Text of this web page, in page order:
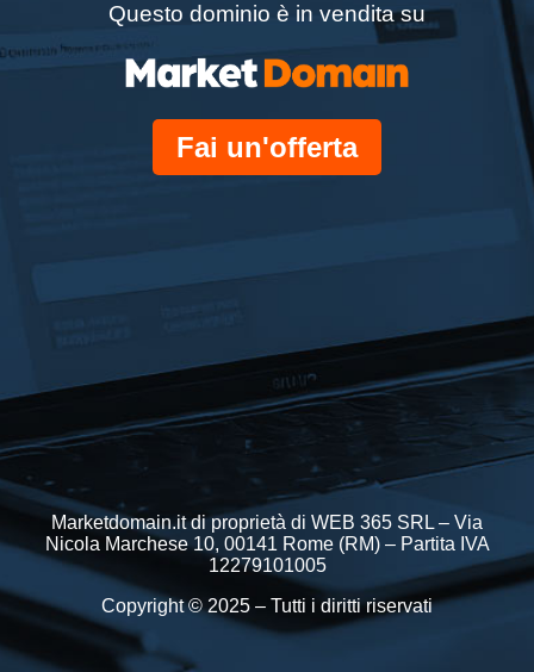
Questo dominio è in vendita su
Fai un'offerta
Marketdomain.it di proprietà di WEB 365 SRL – Via
Nicola Marchese 10, 00141 Rome (RM) – Partita IVA
12279101005
Copyright © 2025 – Tutti i diritti riservati